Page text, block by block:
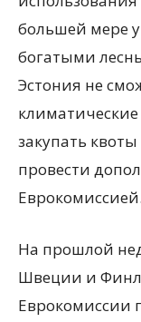
большей мере
богатыми
Эстония не
закупать
провести
Еврокомиссией.
На прошлой
Швеции и
Еврокомиссии